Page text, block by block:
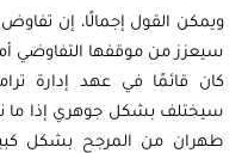
ويمكن القول إجمالًا، إن تفاوض
سيعزز من موقفها التفاوضي
كان قائمًا في عهد إدارة
سيختلف بشكل جوهري إذا ما نجح
طهران من المرجح بشكل